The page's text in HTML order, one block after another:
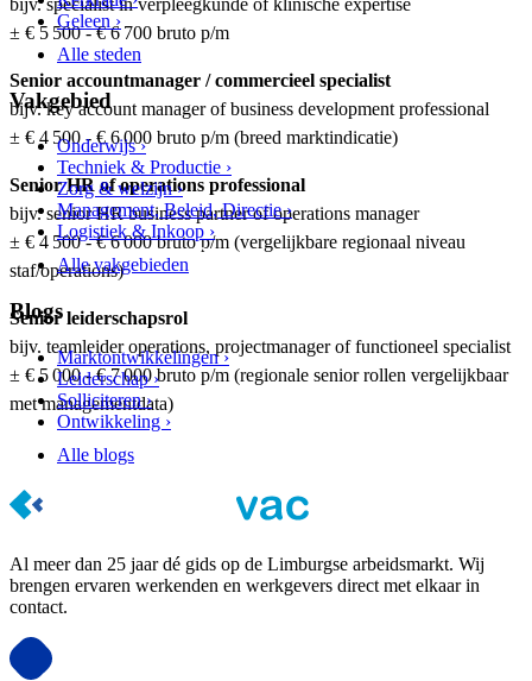
bijv. specialist in verpleegkunde of klinische expertise
± € 5 500 - € 6 700 bruto p/m
Senior accountmanager / commercieel specialist
bijv. key account manager of business development professional
± € 4 500 - € 6 000 bruto p/m (breed marktindicatie)
Senior HR of operations professional
bijv. senior HR business partner of operations manager
± € 4 500 - € 6 000 bruto p/m (vergelijkbare regionaal niveau
staf/operations)
Senior leiderschapsrol
bijv. teamleider operations, projectmanager of functioneel specialist
± € 5 000 - € 7 000 bruto p/m (regionale senior rollen vergelijkbaar
met managementdata)
Geleen ›
Alle steden
Vakgebied
Onderwijs ›
Techniek & Productie ›
Zorg & welzijn ›
Management, Beleid, Directie ›
Logistiek & Inkoop ›
Alle vakgebieden
Blogs
Marktontwikkelingen ›
Leiderschap ›
Solliciteren ›
Ontwikkeling ›
Alle blogs
Al meer dan 25 jaar dé gids op de Limburgse arbeidsmarkt. Wij
brengen ervaren werkenden en werkgevers direct met elkaar in
contact.